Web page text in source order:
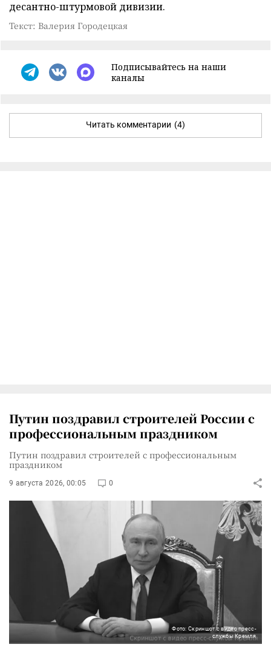
десантно-штурмовой дивизии.
Текст: Валерия Городецкая
Подписывайтесь на наши
каналы
Читать комментарии (4)
Путин поздравил строителей России с
профессиональным праздником
Путин поздравил строителей с профессиональным
праздником
9 августа 2026, 00:05 0
Фото: Скриншот с видео пресс-
службы Кремля